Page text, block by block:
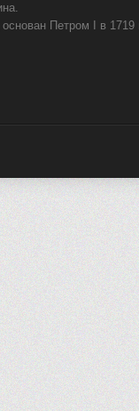
основан Петром I в 1719